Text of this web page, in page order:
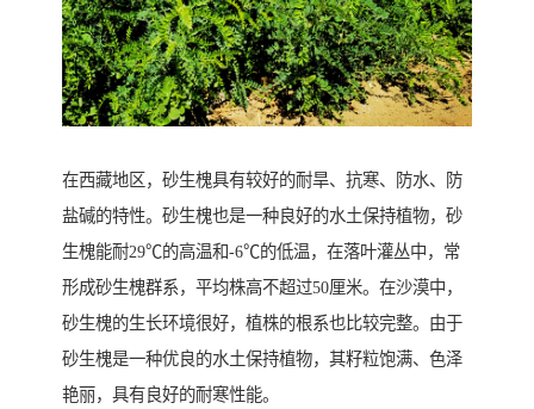
在西藏地区，砂生槐具有较好的耐旱、抗寒、防水、防
盐碱的特性。砂生槐也是一种良好的水土保持植物，砂
生槐能耐29℃的高温和-6℃的低温，在落叶灌丛中，常
形成砂生槐群系，平均株高不超过50厘米。在沙漠中，
砂生槐的生长环境很好，植株的根系也比较完整。由于
砂生槐是一种优良的水土保持植物，其籽粒饱满、色泽
艳丽，具有良好的耐寒性能。